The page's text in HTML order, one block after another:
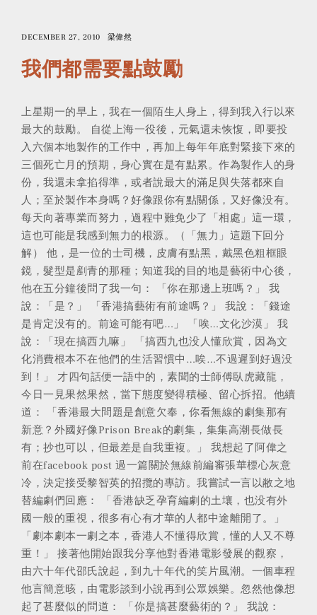
DECEMBER 27, 2010 梁偉然
我們都需要點鼓勵
上星期一的早上，我在一個陌生人身上，得到我入行以來
最大的鼓勵。 自從上海一役後，元氣還未恢愎，即要投
入六個本地製作的工作中，再加上每年年底對緊接下來的
三個死亡月的預期，身心實在是有點累。作為製作人的身
份，我還未拿掐得準，或者說最大的滿足與失落都來自
人；至於製作本身嗎？好像跟你有點關係，又好像没有。
每天向著專業而努力，過程中難免少了「相處」這一環，
這也可能是我感到無力的根源。（「無力」這題下回分
解） 他，是一位的士司機，皮膚有點黑，戴黑色粗框眼
鏡，髮型是剷青的那種；知道我的目的地是藝術中心後，
他在五分鐘後問了我一句： 「你在那邊上班嗎？」 我
說：「是？」 「香港搞藝術有前途嗎？」 我說：「錢途
是肯定没有的。前途可能有吧…」 「唉…文化沙漠」 我
說：「現在搞西九嘛」 「搞西九也没人懂欣賞，因為文
化消費根本不在他們的生活習慣中…唉…不過遲到好過没
到！」 才四句話便一語中的，素聞的士師傅臥虎藏龍，
今日一見果然果然，當下態度變得積極、留心拆招。他續
道： 「香港最大問題是創意欠奉，你看無線的劇集那有
新意？外國好像Prison Break的劇集，集集高潮長做長
有；抄也可以，但最差是自我重複。」 我想起了阿偉之
前在facebook post 過一篇關於無線前編審張華標心灰意
冷，決定接受黎智英的招攬的專訪。我嘗試一言以敝之地
替編劇們回應： 「香港缺乏孕育編劇的土壤，也没有外
國一般的重視，很多有心有才華的人都中途離開了。」
「劇本劇本一劇之本，香港人不懂得欣賞，懂的人又不尊
重！」 接著他開始跟我分享他對香港電影發展的觀察，
由六十年代邵氏說起，到九十年代的笑片風潮。一個車程
他言簡意晐，由電影談到小說再到公眾娛樂。忽然他像想
起了甚麼似的問道： 「你是搞甚麼藝術的？」 我說：